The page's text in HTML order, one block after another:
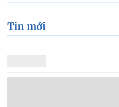
Tin mới